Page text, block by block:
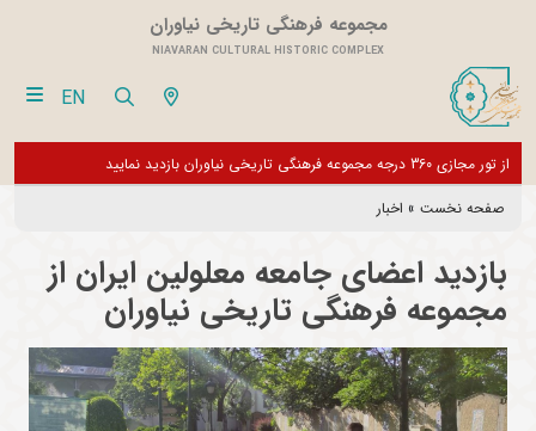
مجموعه فرهنگی تاریخی نیاوران
NIAVARAN CULTURAL HISTORIC COMPLEX
EN
بازدیدکنندگان گرامی، موزه های این مجموعه تا اطلاع ثانوی تعطیل می باشد و فقط
بخش های اداری فعال است
صفحه نخست » اخبار
بازدید اعضای جامعه معلولین ایران از
مجموعه فرهنگی تاریخی نیاوران